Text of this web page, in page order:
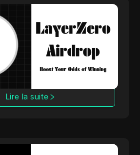
Airdrop
portefeuilles pour
et maximisez vos chances
tokens gratuits. Gérez
adresses pour
récompenses dans cet
chaînes.
Lire la suite